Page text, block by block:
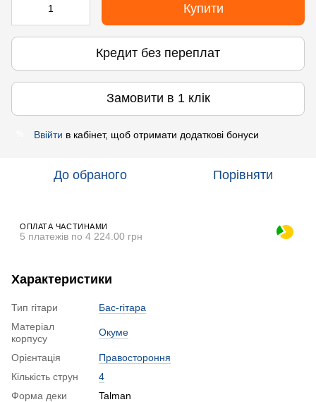
Купити
Кредит без переплат
Замовити в 1 клік
Ввійти в кабінет, щоб отримати додаткові бонуси
До обраного Порівняти
ОПЛАТА ЧАСТИНАМИ
5 платежів по 4 224.00 грн
Характеристики
Тип гітари
Бас-гітара
Матеріал
корпусу
Окуме
Орієнтація
Правостороння
Кількість струн
4
Форма деки
Talman